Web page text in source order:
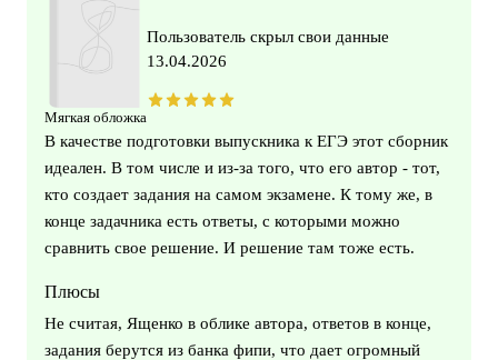
Мягкая обложка
Пользователь скрыл свои данные
13.04.2026
В качестве подготовки выпускника к ЕГЭ этот сборник
идеален. В том числе и из-за того, что его автор - тот,
кто создает задания на самом экзамене. К тому же, в
конце задачника есть ответы, с которыми можно
сравнить свое решение. И решение там тоже есть.
Плюсы
Не считая, Ященко в облике автора, ответов в конце,
задания берутся из банка фипи, что дает огромный